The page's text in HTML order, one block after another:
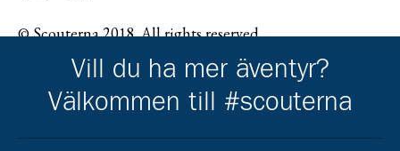
© Scouterna 2018. All rights reserved.
Vill du ha mer äventyr?
Välkommen till #scouterna